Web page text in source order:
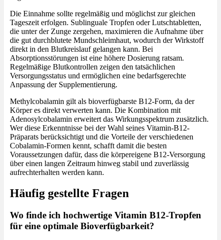
Die Einnahme sollte regelmäßig und möglichst zur gleichen
Tageszeit erfolgen. Sublinguale Tropfen oder Lutschtabletten,
die unter der Zunge zergehen, maximieren die Aufnahme über
die gut durchblutete Mundschleimhaut, wodurch der Wirkstoff
direkt in den Blutkreislauf gelangen kann. Bei
Absorptionsstörungen ist eine höhere Dosierung ratsam.
Regelmäßige Blutkontrollen zeigen den tatsächlichen
Versorgungsstatus und ermöglichen eine bedarfsgerechte
Anpassung der Supplementierung.
Methylcobalamin gilt als bioverfügbarste B12-Form, da der
Körper es direkt verwerten kann. Die Kombination mit
Adenosylcobalamin erweitert das Wirkungsspektrum zusätzlich.
Wer diese Erkenntnisse bei der Wahl seines Vitamin-B12-
Präparats berücksichtigt und die Vorteile der verschiedenen
Cobalamin-Formen kennt, schafft damit die besten
Voraussetzungen dafür, dass die körpereigene B12-Versorgung
über einen langen Zeitraum hinweg stabil und zuverlässig
aufrechterhalten werden kann.
Häufig gestellte Fragen
Wo finde ich hochwertige Vitamin B12-Tropfen
für eine optimale Bioverfügbarkeit?